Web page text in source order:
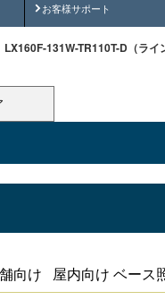
お客様サポート
安全にご使用いただ
LX160F-131W-TR110T-D（ライ
向け 屋内向け ベース